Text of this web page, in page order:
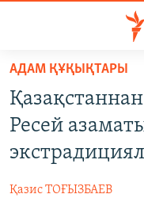
Skip
main
content
to
main
САЯСАТ
АДАМ ҚҰҚЫҚТАРЫ
АДАМ ҚҰҚЫҚТАРЫ
Ресей
Қазис ТОҒЫЗБАЕВ